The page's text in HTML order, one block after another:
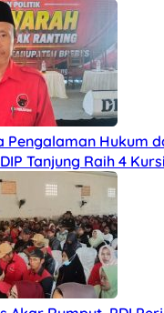
Pengalaman Hukum
Tanjung Raih 4